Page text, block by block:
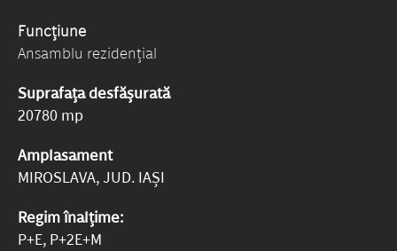
Funcțiune
Ansamblu rezidențial
Suprafața desfășurată
20780 mp
Amplasament
MIROSLAVA, JUD. IAȘI
Regim înalțime:
P+E, P+2E+M